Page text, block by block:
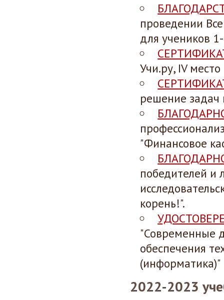
проведении
для учеников
Учи.ру, IV
решение
"Финансовое
победителей и
корень!".
"Современные
обеспечения
(информатика)"
2022-2023